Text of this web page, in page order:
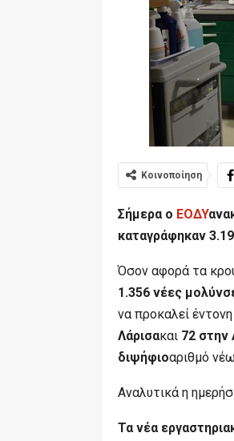
Κοινοποίηση
Σήμερα ο ΕΟΔΥ
καταγράφηκαν
Όσον αφορά τα
1.356 νέες
να προκαλεί
Λάρισακαι 72 στην
διψήφιοαριθμό
Αναλυτικά η
Τα νέα